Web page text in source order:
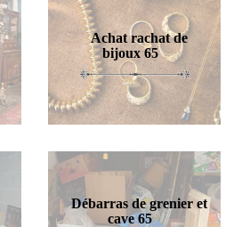
Achat rachat de
bijoux 65
Débarras de grenier et
cave 65